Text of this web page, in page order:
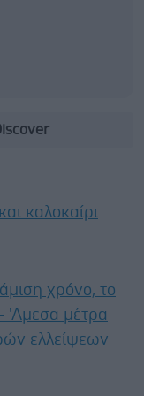
καλοκαίρι
χρόνο, το
'Αμεσα μέτρα
ελλείψεων